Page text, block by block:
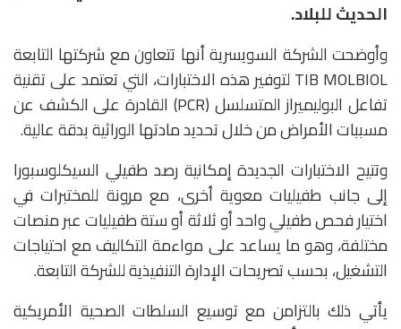
الحديث للبلاد.
وأوضحت الشركة السويسرية أنها تتعاون مع شركتها التابعة
TIB MOLBIOL لتوفير هذه الاختبارات، التي تعتمد على تقنية
تفاعل البوليميراز المتسلسل (PCR) القادرة على الكشف عن
مسببات الأمراض من خلال تحديد مادتها الوراثية بدقة عالية.
وتتيح الاختبارات الجديدة إمكانية رصد طفيلي السيكلوسبورا
إلى جانب طفيليات معوية أخرى، مع مرونة للمختبرات في
اختيار فحص طفيلي واحد أو ثلاثة أو ستة طفيليات عبر منصات
مختلفة، وهو ما يساعد على مواءمة التكاليف مع احتياجات
التشغيل، بحسب تصريحات الإدارة التنفيذية للشركة التابعة.
يأتي ذلك بالتزامن مع توسيع السلطات الصحية الأمريكية